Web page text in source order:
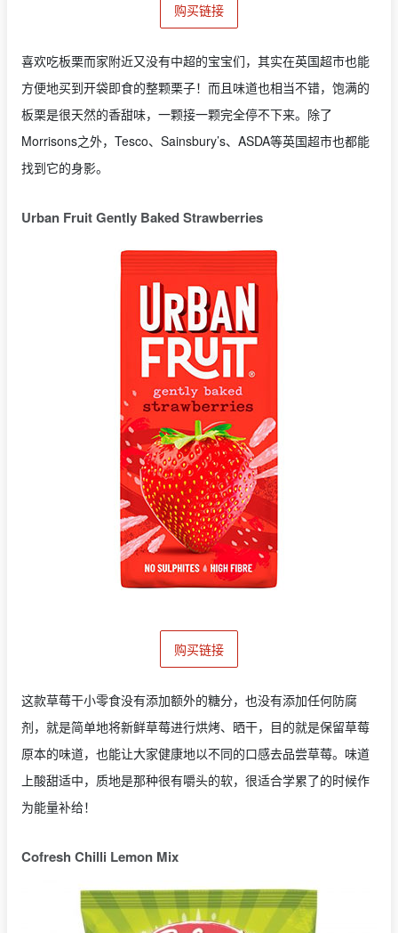
购买链接
喜欢吃板栗而家附近又没有中超的宝宝们，其实在英国超市也能
方便地买到开袋即食的整颗栗子！而且味道也相当不错，饱满的
板栗是很天然的香甜味，一颗接一颗完全停不下来。除了
Morrisons之外，Tesco、Sainsbury’s、ASDA等英国超市也都能
找到它的身影。
Urban Fruit Gently Baked Strawberries
购买链接
这款草莓干小零食没有添加额外的糖分，也没有添加任何防腐
剂，就是简单地将新鲜草莓进行烘烤、晒干，目的就是保留草莓
原本的味道，也能让大家健康地以不同的口感去品尝草莓。味道
上酸甜适中，质地是那种很有嚼头的软，很适合学累了的时候作
为能量补给！
Cofresh Chilli Lemon Mix